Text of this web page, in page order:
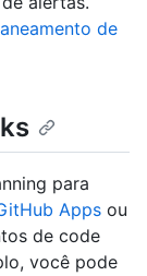
de
para
Apps ou
de code
você pode